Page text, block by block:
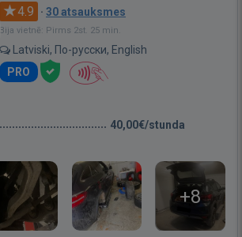
4.9 · 30 atsauksmes
Bija vietnē: Pirms 2st. 25 min.
Latviski, По-русски, English
PRO
40,00€/stunda
+8